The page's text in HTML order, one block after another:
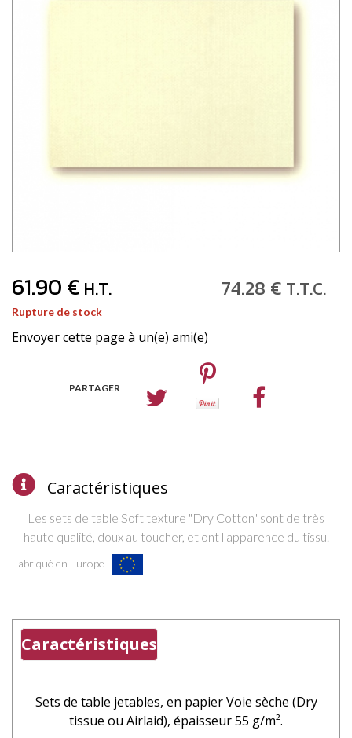
61.90€ H.T. 74.28 € T.T.C.
Rupture de stock
Envoyer cette page à un(e) ami(e)
PARTAGER
Caractéristiques
Les sets de table Soft texture "Dry Cotton" sont de très
haute qualité, doux au toucher, et ont l'apparence du tissu.
Fabriqué en Europe
Caractéristiques
Sets de table jetables, en papierVoie sèche (Dry
tissue ou Airlaid), épaisseur 55 g/m².